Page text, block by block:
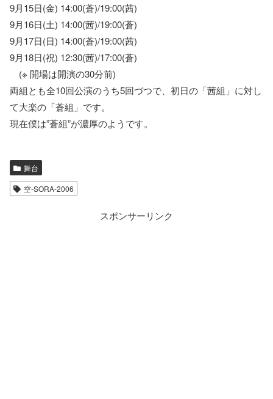
9月15日(金) 14:00(蒼)/19:00(茜)
9月16日(土) 14:00(茜)/19:00(蒼)
9月17日(日) 14:00(蒼)/19:00(茜)
9月18日(祝) 12:30(茜)/17:00(蒼)
(※ 開場は開演の30分前)
両組とも全10回公演のうち5回づつで、初日の「茜組」に対し
て大楽の「蒼組」です。
現在僕は”蒼組”が濃厚のようです。
舞台
空-SORA-2006
スポンサーリンク